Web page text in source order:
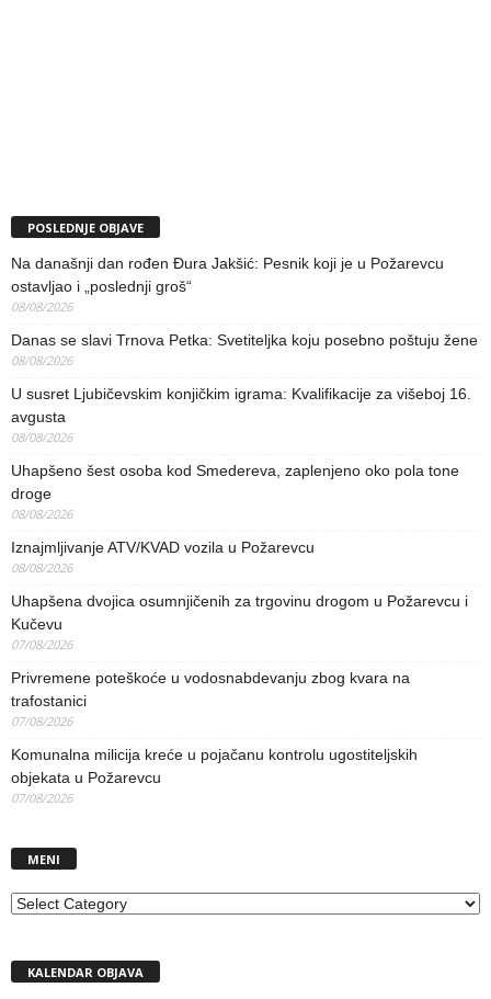
POSLEDNJE OBJAVE
Na današnji dan rođen Đura Jakšić: Pesnik koji je u Požarevcu
ostavljao i „poslednji groš“
08/08/2026
Danas se slavi Trnova Petka: Svetiteljka koju posebno poštuju žene
08/08/2026
U susret Ljubičevskim konjičkim igrama: Kvalifikacije za višeboj 16.
avgusta
08/08/2026
Uhapšeno šest osoba kod Smedereva, zaplenjeno oko pola tone
droge
08/08/2026
Iznajmljivanje ATV/KVAD vozila u Požarevcu
08/08/2026
Uhapšena dvojica osumnjičenih za trgovinu drogom u Požarevcu i
Kučevu
07/08/2026
Privremene poteškoće u vodosnabdevanju zbog kvara na
trafostanici
07/08/2026
Komunalna milicija kreće u pojačanu kontrolu ugostiteljskih
objekata u Požarevcu
07/08/2026
MENI
MENI
KALENDAR OBJAVA